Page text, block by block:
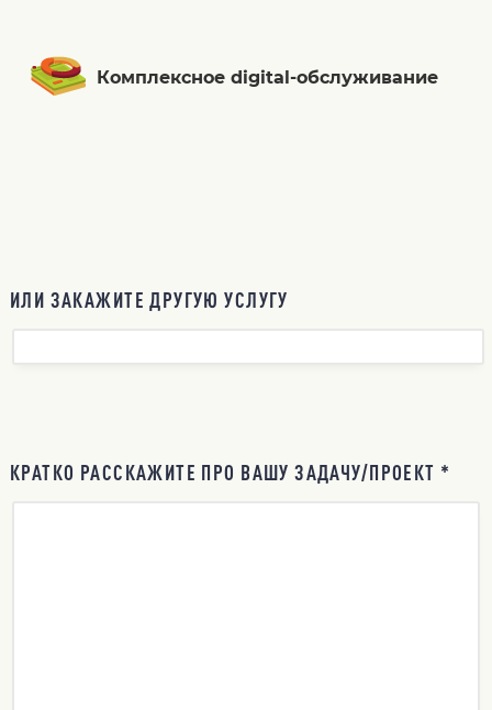
Комплексное digital-обслуживание
ИЛИ ЗАКАЖИТЕ ДРУГУЮ УСЛУГУ
КРАТКО РАССКАЖИТЕ ПРО ВАШУ ЗАДАЧУ/ПРОЕКТ *